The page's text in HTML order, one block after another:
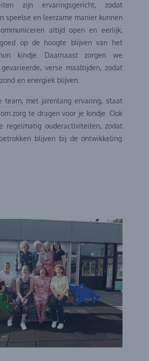
zijn ervaringsgericht, zodat
speelse en leerzame manier kunnen
altijd open en eerlijk,
op de hoogte blijven van het
kindje. Daarnaast zorgen we
verse maaltijden, zodat
en energiek blijven.
team, met jarenlang ervaring, staat
zorg te dragen voor je kindje. Ook
regelmatig ouderactiviteiten, zodat
blijven bij de ontwikkeling